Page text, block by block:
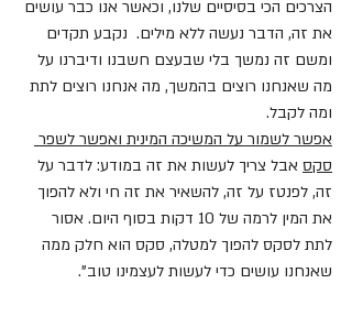
הצרכים הכי בסיסיים שלנו, וכאשר אנו כבר עושים
את זה, הדבר נעשה ללא מילים.  נקבע תקדים
ומשם זה נמשך בלי שבעצם חשבנו ודיברנו על
מה שאנחנו רוצים בהמשך, מה אנחנו רוצים לתת
ומה לקבל.
אפשר לשמור על המשיכה המינית ואפשר לשפר
סקס אבל צריך לעשות את זה במודע: לדבר על
זה, לפנטז על זה, להשאיר את זה חי ולא להפוך
את המין לרמה של 10 דקות בסוף היום. אסור
לתת לסקס להפוך למטלה, סקס הוא חלק ממה
שאנחנו עושים כדי לעשות לעצמינו טוב".